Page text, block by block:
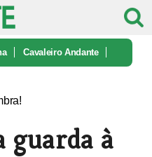
Cavaleiro Andante
guarda à